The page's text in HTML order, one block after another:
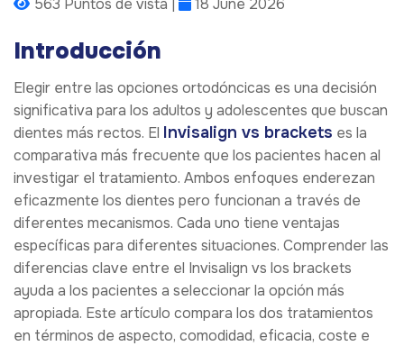
563 Puntos de vista | 18 June 2026
Introducción
Elegir entre las opciones ortodóncicas es una decisión
significativa para los adultos y adolescentes que buscan
dientes más rectos. El Invisalign vs brackets es la
comparativa más frecuente que los pacientes hacen al
investigar el tratamiento. Ambos enfoques enderezan
eficazmente los dientes pero funcionan a través de
diferentes mecanismos. Cada uno tiene ventajas
específicas para diferentes situaciones. Comprender las
diferencias clave entre el Invisalign vs los brackets
ayuda a los pacientes a seleccionar la opción más
apropiada. Este artículo compara los dos tratamientos
en términos de aspecto, comodidad, eficacia, coste e